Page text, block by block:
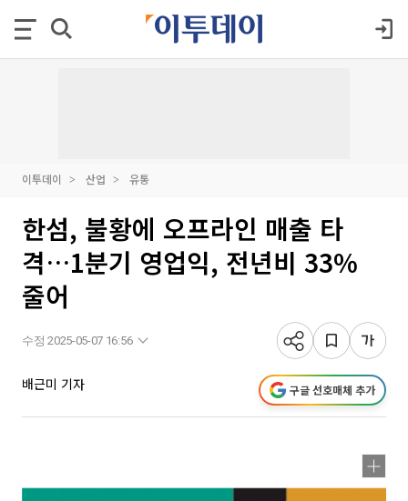
이투데이 산업 유통
한섬, 불황에 오프라인 매출 타
격…1분기 영업익, 전년비 33%
줄어
수정 2025-05-07 16:56
배근미 기자 구글 선호매체 추가